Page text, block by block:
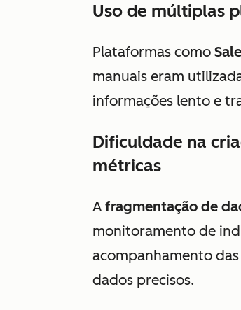
Uso de múltiplas
Plataformas como
manuais eram
informações lento e
Dificuldade na
métricas
A fragmentação de
monitoramento de
acompanhamento
dados precisos.